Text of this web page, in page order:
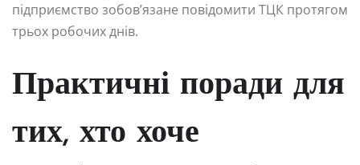
підприємство зобов’язане повідомити ТЦК протягом
трьох робочих днів.
Практичні поради для
тих, хто хоче